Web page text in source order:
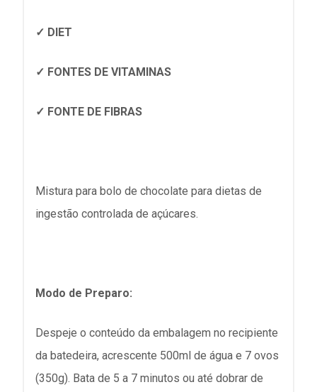
✓ DIET
✓ FONTES DE VITAMINAS
✓ FONTE DE FIBRAS
Mistura para bolo de chocolate para dietas de
ingestão controlada de açúcares.
Modo de Preparo:
Despeje o conteúdo da embalagem no recipiente
da batedeira, acrescente 500ml de água e 7 ovos
(350g). Bata de 5 a 7 minutos ou até dobrar de